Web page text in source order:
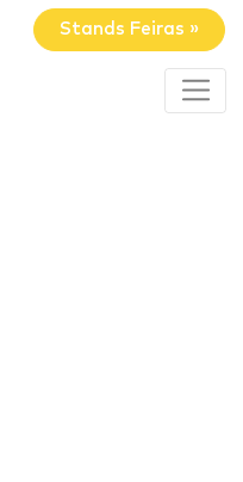
Stands Feiras »